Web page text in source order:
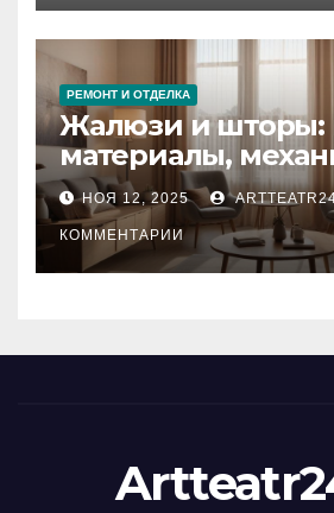
РЕМОНТ И ОТДЕЛКА
Жалюзи и шторы:
материалы,
управления и
НОЯ 12, 2025
КОММЕНТАРИИ